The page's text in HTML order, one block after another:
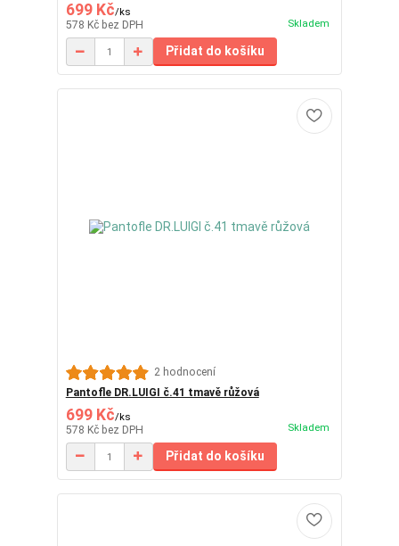
699 Kč/ks
578 Kč bez DPH Skladem
Přidat do košíku
2 hodnocení
Pantofle DR.LUIGI č.41 tmavě růžová
699 Kč/ks
578 Kč bez DPH Skladem
Přidat do košíku